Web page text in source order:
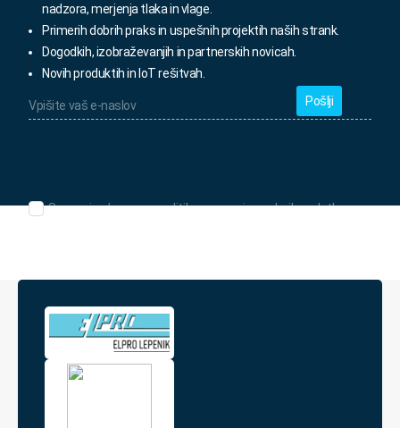
nadzora, merjenja tlaka in vlage.
Primerih dobrih praks in uspešnih projektih naših strank.
Dogodkih, izobraževanjih in partnerskih novicah.
Novih produktih in IoT rešitvah.
vaš
e-
Seznanjen/-
politiko
varovanja
Seznanjen/-a sem s politiko varovanja osebnih podatkov.